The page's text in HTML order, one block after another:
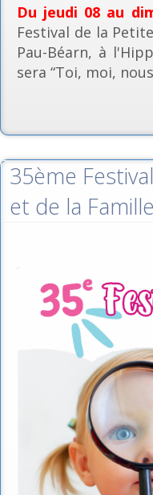
Du jeudi 08 au
Festival de la
Pau-Béarn, à
sera “Toi, moi,
35ème
et de la